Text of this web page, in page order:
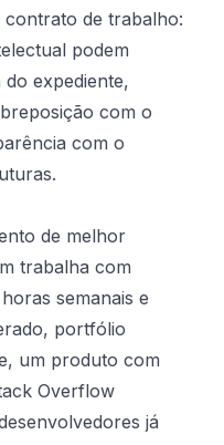
de trabalho:
podem
expediente,
com o
com o
de melhor
trabalha com
semanais e
portfólio
um produto com
Overflow
já